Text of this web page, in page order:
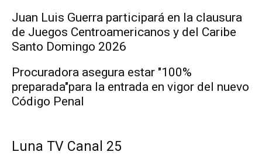
Juan Luis Guerra participará en la clausura
de Juegos Centroamericanos y del Caribe
Santo Domingo 2026
Procuradora asegura estar "100%
preparada"para la entrada en vigor del nuevo
Código Penal
Luna TV Canal 25